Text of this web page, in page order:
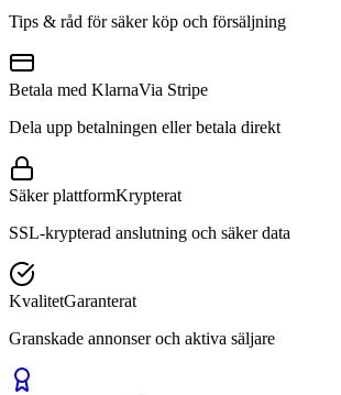
Tips & råd för säker köp och försäljning
Betala med KlarnaVia Stripe
Dela upp betalningen eller betala direkt
Säker plattformKrypterat
SSL-krypterad anslutning och säker data
KvalitetGaranterat
Granskade annonser och aktiva säljare